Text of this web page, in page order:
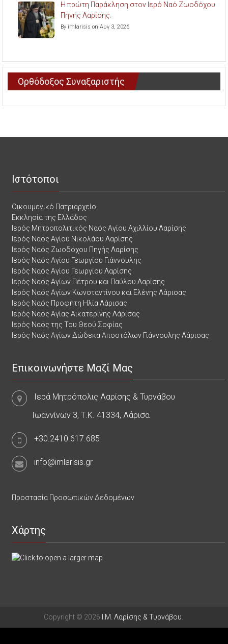
Η πρώτη Παράκληση στον Ιερό Ναό Ζωοδόχου
Πηγής Λαρίσης.
By imlarisis on Αυγ 3, 2026
Ορθόδοξος Συναξαριστής
Ιστότοποι
Οικουμενικό Πατριαρχείο
Εκκλησία της Ελλάδος
Ιερός Μητροπολιτικός Ναός Αγίου Αχιλλίου Λαρίσης
Ιερός Ναός Αγίου Νικολάου Λαρίσης
Ιερός Ναός Ζωοδόχου Πηγής Λαρίσης
Ιερός Ναός Αγίου Γεωργίου Γιάννουλης
Ιερός Ναός Αγίου Γεωργίου Λαρίσης
Ιερός Ναός Αγίων Πέτρου και Παύλου Λαρίσης
Ιερός Ναός Αγίων Κωνσταντίνου και Ελένης Λάρισας
Ιερός Ναός Προφήτη Ηλία Λάρισας
Ιερός Ναός Αγίας Αικατερίνης Λάρισας
Ιερός Ναός της Του Θεού Σοφίας
Ιερός Ναός Αγίων Δώδεκα Αποστόλων Γιάννουλης Λάρισας
Επικοινωνήστε Μαζί Μας
Ιερά Μητρόπολις Λαρίσης & Τυρνάβου
Ιωαννίνων 3, Τ.Κ. 41334, Λάρισα
+30.2410.617.685
info@imlarisis.gr
Προστασία Προσωπικών Δεδομένων
Χάρτης
Copyright © 2026 Ι.Μ. Λαρίσης & Τυρνάβου.